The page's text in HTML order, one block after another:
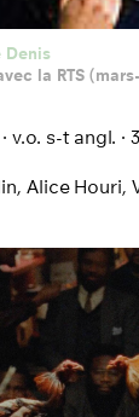
Denis
la RTS
· v.o. s-t angl. ·
Alice Houri,